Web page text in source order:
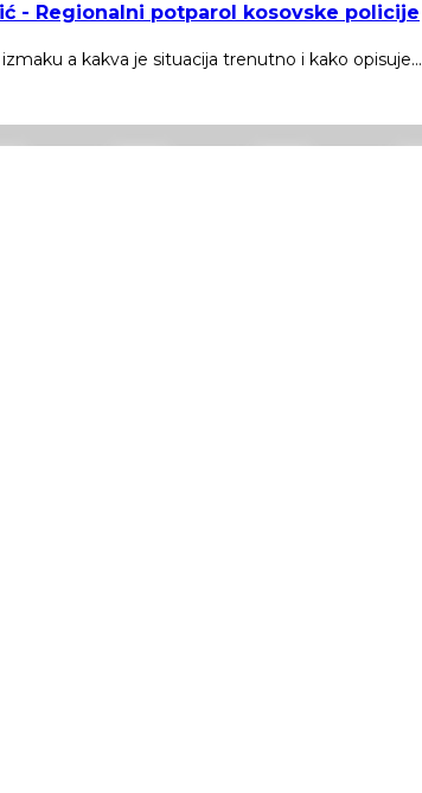
- Regionalni potparol kosovske policije
a kakva je situacija trenutno i kako opisuje...